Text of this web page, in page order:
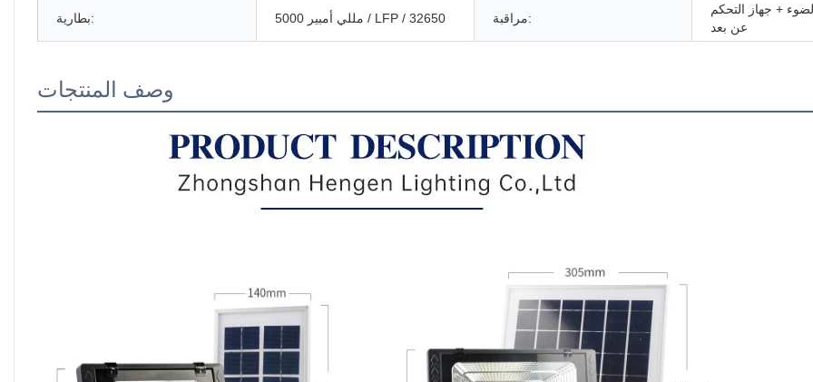
بطارية: 5000 مللي أمبير / LFP / 32650 مراقبة:
+ جهاز التحكم
عن بعد
وصف المنتجات